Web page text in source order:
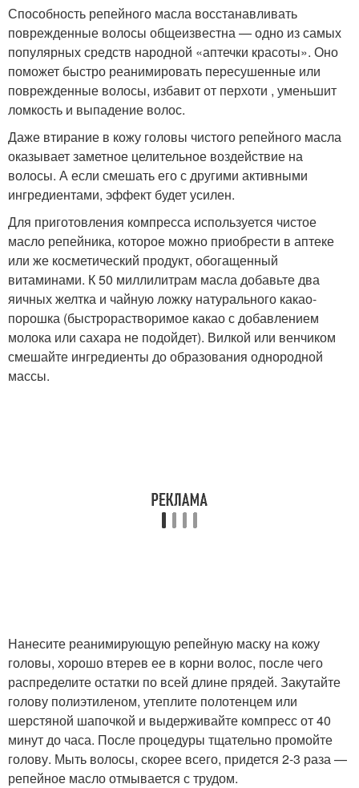
Способность репейного масла восстанавливать
поврежденные волосы общеизвестна — одно из самых
популярных средств народной «аптечки красоты». Оно
поможет быстро реанимировать пересушенные или
поврежденные волосы, избавит от перхоти , уменьшит
ломкость и выпадение волос.
Даже втирание в кожу головы чистого репейного масла
оказывает заметное целительное воздействие на
волосы. А если смешать его с другими активными
ингредиентами, эффект будет усилен.
Для приготовления компресса используется чистое
масло репейника, которое можно приобрести в аптеке
или же косметический продукт, обогащенный
витаминами. К 50 миллилитрам масла добавьте два
яичных желтка и чайную ложку натурального какао-
порошка (быстрорастворимое какао с добавлением
молока или сахара не подойдет). Вилкой или венчиком
смешайте ингредиенты до образования однородной
массы.
Нанесите реанимирующую репейную маску на кожу
головы, хорошо втерев ее в корни волос, после чего
распределите остатки по всей длине прядей. Закутайте
голову полиэтиленом, утеплите полотенцем или
шерстяной шапочкой и выдерживайте компресс от 40
минут до часа. После процедуры тщательно промойте
голову. Мыть волосы, скорее всего, придется 2-3 раза —
репейное масло отмывается с трудом.